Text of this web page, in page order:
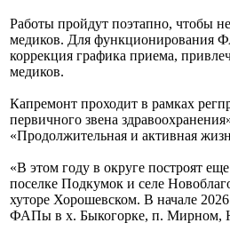
Работы пройдут поэтапно, чтобы
медиков. Для функционирования
коррекция графика приема,
медиков.
Капремонт проходит в рамках
первичного звена
«Продолжительная и активная
«В этом году в округе построят
поселке Подкумок и селе
хуторе Хорошевском. В начале
ФАПы в х. Быкогорке, п. Мирном,